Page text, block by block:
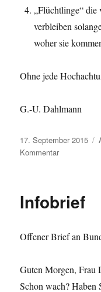
„Flüchtlinge“ die
verbleiben
woher sie
Ohne jede
G.-U. Dahlmann
Veröffentlicht
am
17. September 2015
Kommentarzu
Infobrief
Offener Brief an
Guten Morgen, Frau
Schon wach? Haben